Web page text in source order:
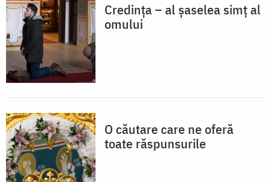
Credința – al șaselea simț al
omului
O căutare care ne oferă
toate răspunsurile